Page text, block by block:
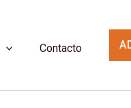
Contacto